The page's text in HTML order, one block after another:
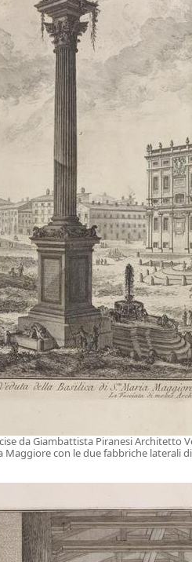
da Giambattista Piranesi Architetto
Maggiore con le due fabbriche laterali